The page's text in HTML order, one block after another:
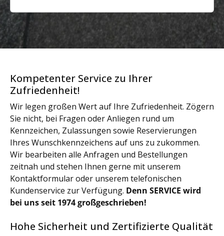
Kompetenter Service zu Ihrer
Zufriedenheit!
Wir legen großen Wert auf Ihre Zufriedenheit. Zögern
Sie nicht, bei Fragen oder Anliegen rund um
Kennzeichen, Zulassungen sowie Reservierungen
Ihres Wunschkennzeichens auf uns zu zukommen.
Wir bearbeiten alle Anfragen und Bestellungen
zeitnah und stehen Ihnen gerne mit unserem
Kontaktformular oder unserem telefonischen
Kundenservice zur Verfügung. Denn SERVICE wird
bei uns seit 1974 großgeschrieben!
Hohe Sicherheit und Zertifizierte Qualität